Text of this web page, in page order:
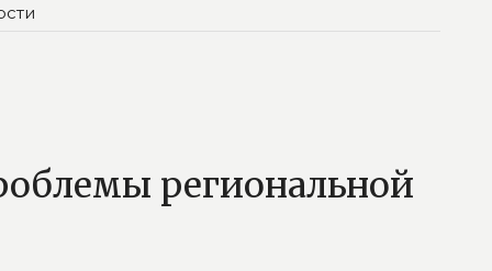
региональной